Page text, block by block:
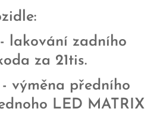
lakování zadního
za 21tis.
výměna předního
LED MATRIX